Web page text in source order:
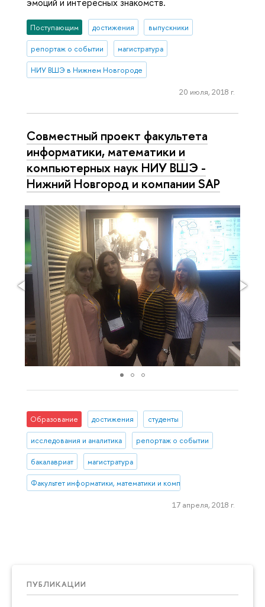
ПУБЛИКАЦИИ
эмоций и интересных знакомств.
Поступающим достижения выпускники
репортаж о событии магистратура
НИУ ВШЭ в Нижнем Новгороде
20 июля, 2018 г.
Совместный проект факультета
информатики, математики и
компьютерных наук НИУ ВШЭ -
Нижний Новгород и компании SAP
Образование достижения студенты
исследования и аналитика репортаж о событии
бакалавриат магистратура
Факультет информатики, математики и компьютерных наук
17 апреля, 2018 г.